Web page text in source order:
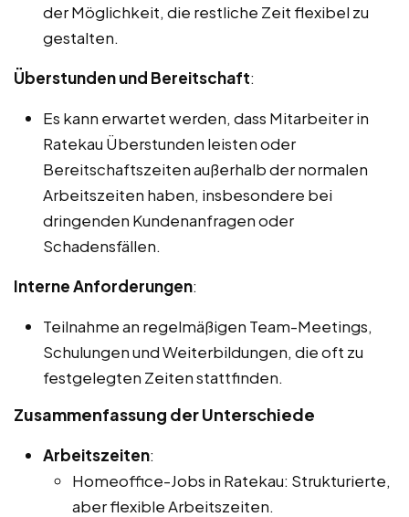
der Möglichkeit, die restliche Zeit flexibel zu
gestalten.
Überstunden und Bereitschaft:
Es kann erwartet werden, dass Mitarbeiter in
Ratekau Überstunden leisten oder
Bereitschaftszeiten außerhalb der normalen
Arbeitszeiten haben, insbesondere bei
dringenden Kundenanfragen oder
Schadensfällen.
Interne Anforderungen:
Teilnahme an regelmäßigen Team-Meetings,
Schulungen und Weiterbildungen, die oft zu
festgelegten Zeiten stattfinden.
Zusammenfassung der Unterschiede
Arbeitszeiten:
Homeoffice-Jobs in Ratekau: Strukturierte,
aber flexible Arbeitszeiten.